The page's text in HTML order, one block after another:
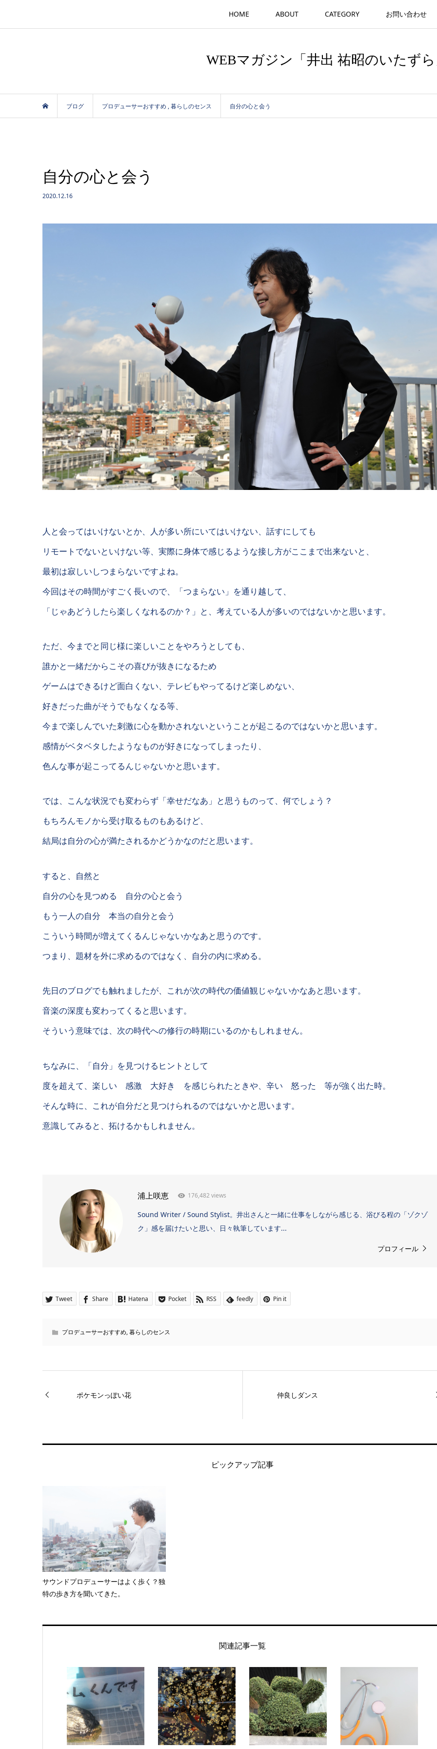
HOME ABOUT CATEGORY お問い合わせ
WEBマガジン「井出 祐昭のいたず
ブログ プロデューサーおすすめ ,暮らしのセンス 自分の心と会う
自分の心と会う
2020.12.16
人と会ってはいけないとか、人が多い所にいてはいけない、話すにしても
リモートでないといけない等、実際に身体で感じるような接し方がここまで出来ないと、
最初は寂しいしつまらないですよね。
今回はその時間がすごく長いので、「つまらない」を通り越して、
「じゃあどうしたら楽しくなれるのか？」と、考えている人が多いのではないかと思います。
ただ、今までと同じ様に楽しいことをやろうとしても、
誰かと一緒だからこその喜びが抜きになるため
ゲームはできるけど面白くない、テレビもやってるけど楽しめない、
好きだった曲がそうでもなくなる等、
今まで楽しんでいた刺激に心を動かされないということが起こるのではないかと思います。
感情がベタベタしたようなものが好きになってしまったり、
色んな事が起こってるんじゃないかと思います。
では、こんな状況でも変わらず「幸せだなあ」と思うものって、何でしょう？
もちろんモノから受け取るものもあるけど、
結局は自分の心が満たされるかどうかなのだと思います。
すると、自然と
自分の心を見つめる 自分の心と会う
もう一人の自分 本当の自分と会う
こういう時間が増えてくるんじゃないかなあと思うのです。
つまり、題材を外に求めるのではなく、自分の内に求める。
先日のブログでも触れましたが、これが次の時代の価値観じゃないかなあと思います。
音楽の深度も変わってくると思います。
そういう意味では、次の時代への修行の時期にいるのかもしれません。
ちなみに、「自分」を見つけるヒントとして
度を超えて、楽しい 感激 大好き を感じられたときや、辛い 怒った 等が強く出た時。
そんな時に、これが自分だと見つけられるのではないかと思います。
意識してみると、拓けるかもしれません。
浦上咲恵 176,482 views
Sound Writer / Sound Stylist。井出さんと一緒に仕事をしながら感じる、浴びる程の「ゾクゾ
ク」感を届けたいと思い、日々執筆しています...
プロフィール
Tweet Share Hatena Pocket RSS feedly Pin it
プロデューサーおすすめ,暮らしのセンス
ポケモンっぽい花 仲良しダンス
ピックアップ記事
サウンドプロデューサーはよく歩く？独
特の歩き方を聞いてきた。
関連記事一覧